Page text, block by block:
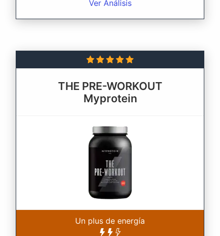
Ver Análisis
THE PRE-WORKOUT
Myprotein
Un plus de energía